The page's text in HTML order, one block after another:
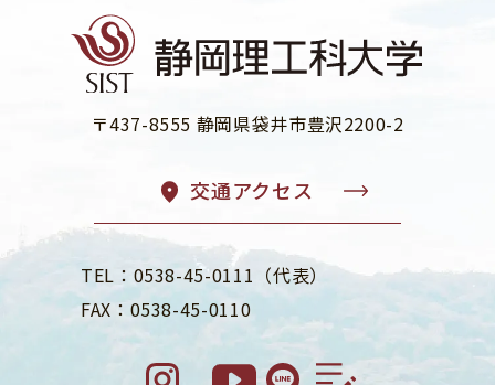
〒437-8555 静岡県袋井市豊沢2200-2
交通アクセス
TEL：0538-45-0111（代表）
FAX：0538-45-0110